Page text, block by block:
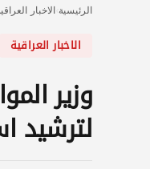
الرئيسية الاخبار
الاخبار العراقية
وزير
لترشيد